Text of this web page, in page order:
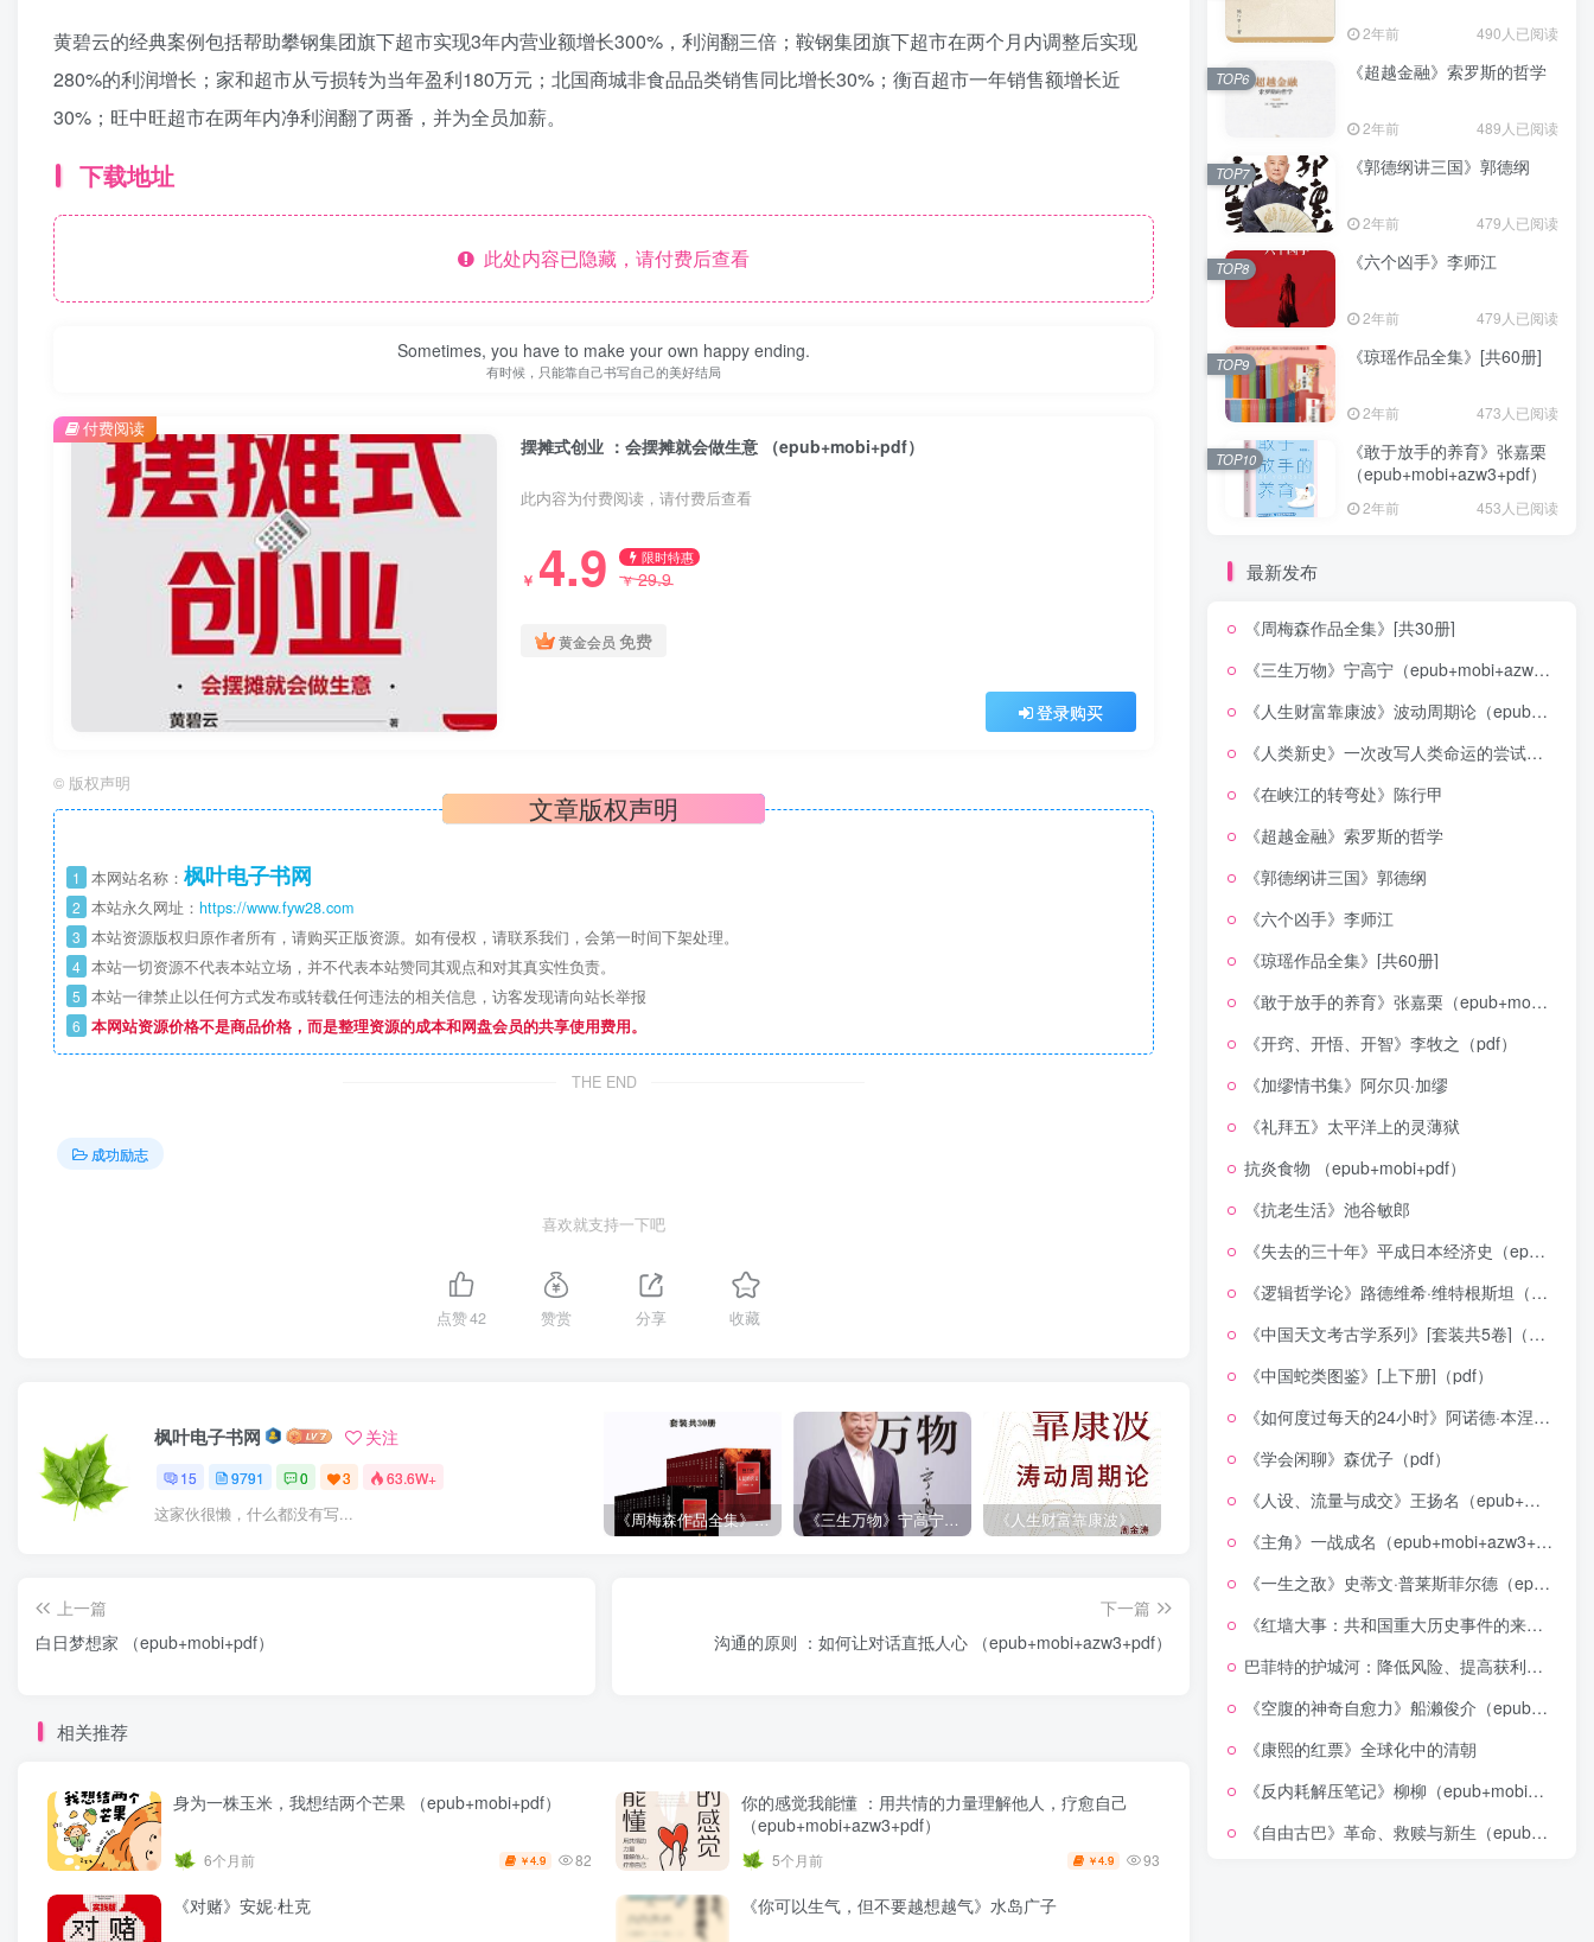
黄碧云的经典案例包括帮助攀钢集团旗下超市实现3年内营业额增长300%，利润翻三倍；鞍钢集团旗下超市在两个月内调整后实现
280%的利润增长；家和超市从亏损转为当年盈利180万元；北国商城非食品品类销售同比增长30%；衡百超市一年销售额增长近
30%；旺中旺超市在两年内净利润翻了两番，并为全员加薪。
下载地址
此处内容已隐藏，请付费后查看
Sometimes, you have to make your own happy ending.
有时候，只能靠自己书写自己的美好结局
摆摊式创业 ：会摆摊就会做生意 （epub+mobi+pdf）
此内容为付费阅读，请付费后查看
￥ 4.9 限时特惠
￥29.9
黄金会员 免费
登录购买
付费阅读
© 版权声明
文章版权声明
1 本网站名称： 枫叶电子书网
2 本站永久网址： https://www.fyw28.com
3 本站资源版权归原作者所有，请购买正版资源。如有侵权，请联系我们，会第一时间下架处理。
4 本站一切资源不代表本站立场，并不代表本站赞同其观点和对其真实性负责。
5 本站一律禁止以任何方式发布或转载任何违法的相关信息，访客发现请向站长举报
6 本网站资源价格不是商品价格，而是整理资源的成本和网盘会员的共享使用费用。
THE END
成功励志
喜欢就支持一下吧
点赞42 赞赏 分享 收藏
枫叶电子书网 关注
15 9791 0 3 63.6W+
这家伙很懒，什么都没有写... 《周梅森作品全集》[共30册] 《三生万物》宁高宁（epub+mobi+azw3+pdf） 《人生财富靠康波》波动周期论（epub+mobi+azw3+pdf）
上一篇
白日梦想家 （epub+mobi+pdf）
下一篇
沟通的原则 ：如何让对话直抵人心 （epub+mobi+azw3+pdf）
相关推荐
身为一株玉米，我想结两个芒果 （epub+mobi+pdf）
6个月前 ￥4.9 82
你的感觉我能懂 ：用共情的力量理解他人，疗愈自己
（epub+mobi+azw3+pdf）
5个月前 ￥4.9 93
《对赌》安妮·杜克 《你可以生气，但不要越想越气》水岛广子
2年前 490人已阅读
《超越金融》索罗斯的哲学
2年前 489人已阅读
TOP6
《郭德纲讲三国》郭德纲
2年前 479人已阅读
TOP7
《六个凶手》李师江
2年前 479人已阅读
TOP8
《琼瑶作品全集》[共60册]
2年前 473人已阅读
TOP9
《敢于放手的养育》张嘉栗
（epub+mobi+azw3+pdf）
2年前 453人已阅读
TOP10
最新发布
《周梅森作品全集》[共30册]
《三生万物》宁高宁（epub+mobi+azw3+pdf）
《人生财富靠康波》波动周期论（epub+mobi+azw3+pdf）
《人类新史》一次改写人类命运的尝试（epub+mobi+azw3+pdf）
《在峡江的转弯处》陈行甲
《超越金融》索罗斯的哲学
《郭德纲讲三国》郭德纲
《六个凶手》李师江
《琼瑶作品全集》[共60册]
《敢于放手的养育》张嘉栗（epub+mobi+azw3+pdf）
《开窍、开悟、开智》李牧之（pdf）
《加缪情书集》阿尔贝·加缪
《礼拜五》太平洋上的灵薄狱
抗炎食物 （epub+mobi+pdf）
《抗老生活》池谷敏郎
《失去的三十年》平成日本经济史（epub+mobi+azw3+pdf）
《逻辑哲学论》路德维希·维特根斯坦（epub+mobi+azw3+pdf）
《中国天文考古学系列》[套装共5卷]（epub+mobi+azw3+pdf）
《中国蛇类图鉴》[上下册]（pdf）
《如何度过每天的24小时》阿诺德·本涅特（epub+mobi+azw3+pdf）
《学会闲聊》森优子（pdf）
《人设、流量与成交》王扬名（epub+mobi+azw3+pdf）
《主角》一战成名（epub+mobi+azw3+pdf）
《一生之敌》史蒂文·普莱斯菲尔德（epub+mobi+azw3+pdf）
《红墙大事：共和国重大历史事件的来龙去脉》（全二册）（pdf）
巴菲特的护城河：降低风险、提高获利的股市真规则(epub+azw3+mobi)
《空腹的神奇自愈力》船濑俊介（epub+mobi+azw3+pdf）
《康熙的红票》全球化中的清朝
《反内耗解压笔记》柳柳（epub+mobi+azw3+pdf）
《自由古巴》革命、救赎与新生（epub+mobi+azw3+pdf）